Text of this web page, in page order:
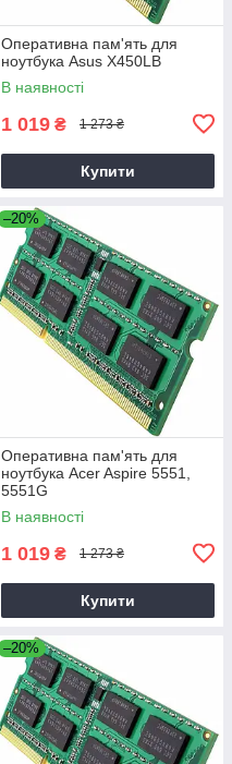
Оперативна пам'ять для
ноутбука Asus X450LB
В наявності
1 019 ₴ 1 273 ₴
Купити
–20%
Оперативна пам'ять для
ноутбука Acer Aspire 5551,
5551G
В наявності
1 019 ₴ 1 273 ₴
Купити
–20%